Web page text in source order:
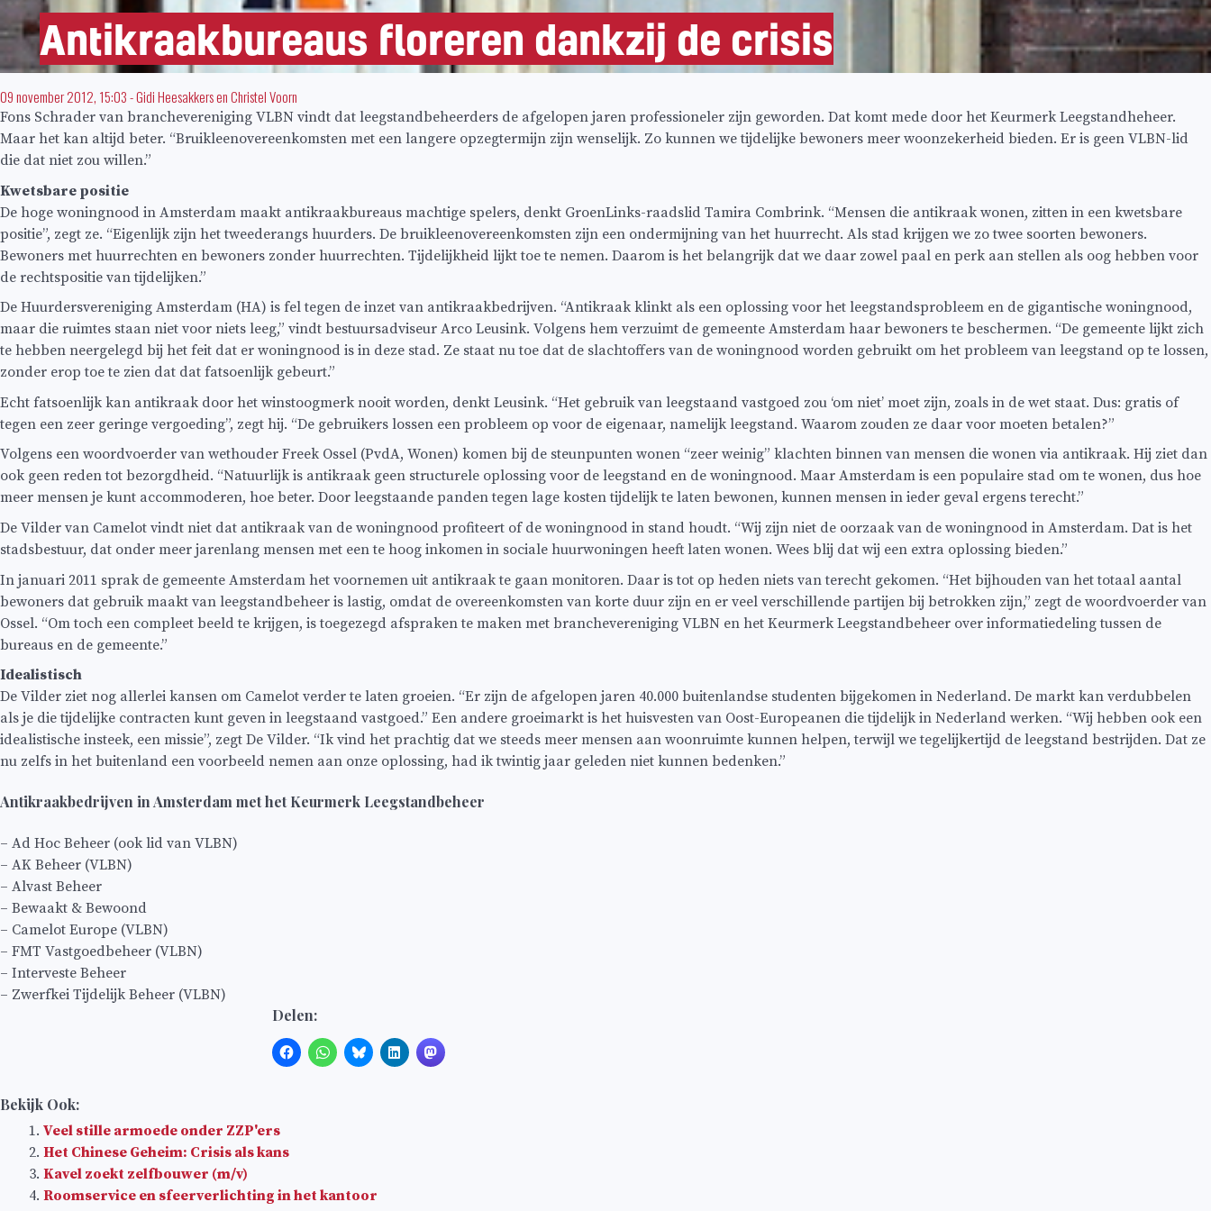
Antikraakbureaus floreren dankzij de crisis
09 november 2012, 15:03-Gidi HeesakkersenChristel Voorn
Fons Schrader van branchevereniging VLBN vindt dat leegstandbeheerders de afgelopen jaren professioneler zijn geworden. Dat komt mede door het Keurmerk Leegstandheheer.
Maar het kan altijd beter. “Bruikleenovereenkomsten met een langere opzegtermijn zijn wenselijk. Zo kunnen we tijdelijke bewoners meer woonzekerheid bieden. Er is geen VLBN-lid
die dat niet zou willen.”
Kwetsbare positie
De hoge woningnood in Amsterdam maakt antikraakbureaus machtige spelers, denkt GroenLinks-raadslid Tamira Combrink. “Mensen die antikraak wonen, zitten in een kwetsbare
positie”, zegt ze. “Eigenlijk zijn het tweederangs huurders. De bruikleenovereenkomsten zijn een ondermijning van het huurrecht. Als stad krijgen we zo twee soorten bewoners.
Bewoners met huurrechten en bewoners zonder huurrechten. Tijdelijkheid lijkt toe te nemen. Daarom is het belangrijk dat we daar zowel paal en perk aan stellen als oog hebben voor
de rechtspositie van tijdelijken.”
De Huurdersvereniging Amsterdam (HA) is fel tegen de inzet van antikraakbedrijven. “Antikraak klinkt als een oplossing voor het leegstandsprobleem en de gigantische woningnood,
maar die ruimtes staan niet voor niets leeg,” vindt bestuursadviseur Arco Leusink. Volgens hem verzuimt de gemeente Amsterdam haar bewoners te beschermen. “De gemeente lijkt zich
te hebben neergelegd bij het feit dat er woningnood is in deze stad. Ze staat nu toe dat de slachtoffers van de woningnood worden gebruikt om het probleem van leegstand op te lossen,
zonder erop toe te zien dat dat fatsoenlijk gebeurt.”
Echt fatsoenlijk kan antikraak door het winstoogmerk nooit worden, denkt Leusink. “Het gebruik van leegstaand vastgoed zou ‘om niet’ moet zijn, zoals in de wet staat. Dus: gratis of
tegen een zeer geringe vergoeding”, zegt hij. “De gebruikers lossen een probleem op voor de eigenaar, namelijk leegstand. Waarom zouden ze daar voor moeten betalen?”
Volgens een woordvoerder van wethouder Freek Ossel (PvdA, Wonen) komen bij de steunpunten wonen “zeer weinig” klachten binnen van mensen die wonen via antikraak. Hij ziet dan
ook geen reden tot bezorgdheid. “Natuurlijk is antikraak geen structurele oplossing voor de leegstand en de woningnood. Maar Amsterdam is een populaire stad om te wonen, dus hoe
meer mensen je kunt accommoderen, hoe beter. Door leegstaande panden tegen lage kosten tijdelijk te laten bewonen, kunnen mensen in ieder geval ergens terecht.”
De Vilder van Camelot vindt niet dat antikraak van de woningnood profiteert of de woningnood in stand houdt. “Wij zijn niet de oorzaak van de woningnood in Amsterdam. Dat is het
stadsbestuur, dat onder meer jarenlang mensen met een te hoog inkomen in sociale huurwoningen heeft laten wonen. Wees blij dat wij een extra oplossing bieden.”
In januari 2011 sprak de gemeente Amsterdam het voornemen uit antikraak te gaan monitoren. Daar is tot op heden niets van terecht gekomen. “Het bijhouden van het totaal aantal
bewoners dat gebruik maakt van leegstandbeheer is lastig, omdat de overeenkomsten van korte duur zijn en er veel verschillende partijen bij betrokken zijn,” zegt de woordvoerder van
Ossel. “Om toch een compleet beeld te krijgen, is toegezegd afspraken te maken met branchevereniging VLBN en het Keurmerk Leegstandbeheer over informatiedeling tussen de
bureaus en de gemeente.”
Idealistisch
De Vilder ziet nog allerlei kansen om Camelot verder te laten groeien. “Er zijn de afgelopen jaren 40.000 buitenlandse studenten bijgekomen in Nederland. De markt kan verdubbelen
als je die tijdelijke contracten kunt geven in leegstaand vastgoed.” Een andere groeimarkt is het huisvesten van Oost-Europeanen die tijdelijk in Nederland werken. “Wij hebben ook een
idealistische insteek, een missie”, zegt De Vilder. “Ik vind het prachtig dat we steeds meer mensen aan woonruimte kunnen helpen, terwijl we tegelijkertijd de leegstand bestrijden. Dat ze
nu zelfs in het buitenland een voorbeeld nemen aan onze oplossing, had ik twintig jaar geleden niet kunnen bedenken.”
Antikraakbedrijven in Amsterdam met het Keurmerk Leegstandbeheer
– Ad Hoc Beheer (ook lid van VLBN)
– AK Beheer (VLBN)
– Alvast Beheer
– Bewaakt & Bewoond
– Camelot Europe (VLBN)
– FMT Vastgoedbeheer (VLBN)
– Interveste Beheer
– Zwerfkei Tijdelijk Beheer (VLBN)
Delen:
Bekijk Ook:
Veel stille armoede onder ZZP'ers
Het Chinese Geheim: Crisis als kans
Kavel zoekt zelfbouwer (m/v)
Roomservice en sfeerverlichting in het kantoor